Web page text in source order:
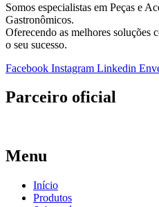
Somos especialistas em Peças e
Gastronômicos.
Oferecendo as melhores soluções
o seu sucesso.
Facebook Instagram Linkedin
Parceiro oficial
Menu
Início
Produtos